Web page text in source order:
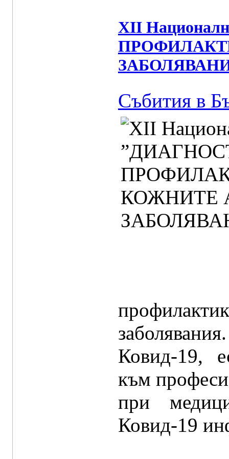
XII
Събития в
Ковид-19,
към
при
Ковид-19